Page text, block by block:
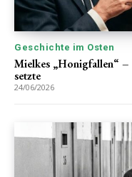
Geschichte im Osten
Mielkes „Honigfallen“ –
setzte
24/06/2026